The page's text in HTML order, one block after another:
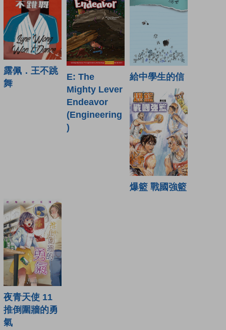
露佩．王不跳
舞
E: The
Mighty Lever
Endeavor
(Engineering
)
給中學生的信
爆籃 戰國強籃
夜青天使 11
推倒圍牆的勇
氣